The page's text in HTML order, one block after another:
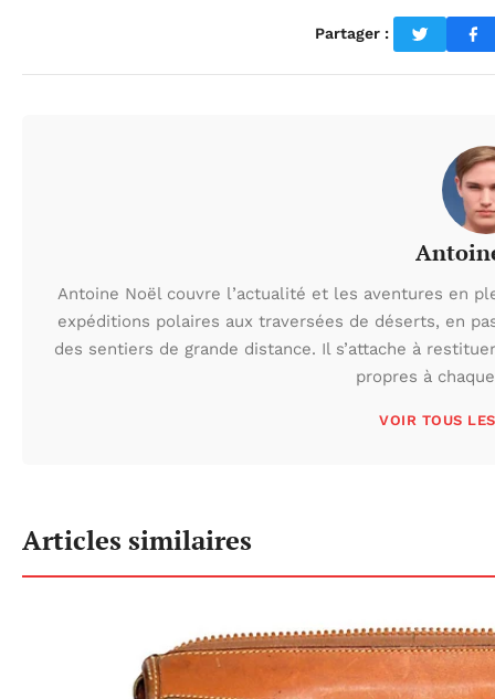
Partager :
Antoine Noël couvre l’actualité et les aventures en
expéditions polaires aux traversées de déserts, en
des sentiers de grande distance. Il s’attache à
propres à
VOIR TOUS
Articles similaires